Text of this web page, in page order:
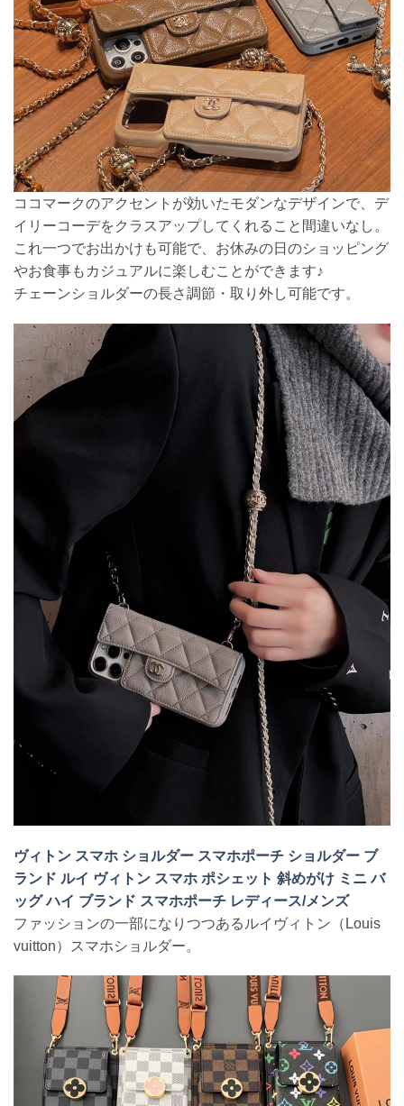
ココマークのアクセントが効いたモダンなデザインで、デ
イリーコーデをクラスアップしてくれること間違いなし。
これ一つでお出かけも可能で、お休みの日のショッピング
やお食事もカジュアルに楽しむことができます♪
チェーンショルダーの長さ調節・取り外し可能です。
ヴィトン スマホ ショルダー スマホポーチ ショルダー ブ
ランド ルイ ヴィトン スマホ ポシェット 斜めがけ ミニ バ
ッグ ハイ ブランド スマホポーチ レディース/メンズ
ファッションの一部になりつつあるルイヴィトン（Louis
vuitton）スマホショルダー。